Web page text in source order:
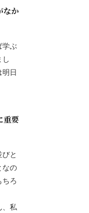
なか
学ぶ
し
明日
重要
と
なの
ちろ
、私